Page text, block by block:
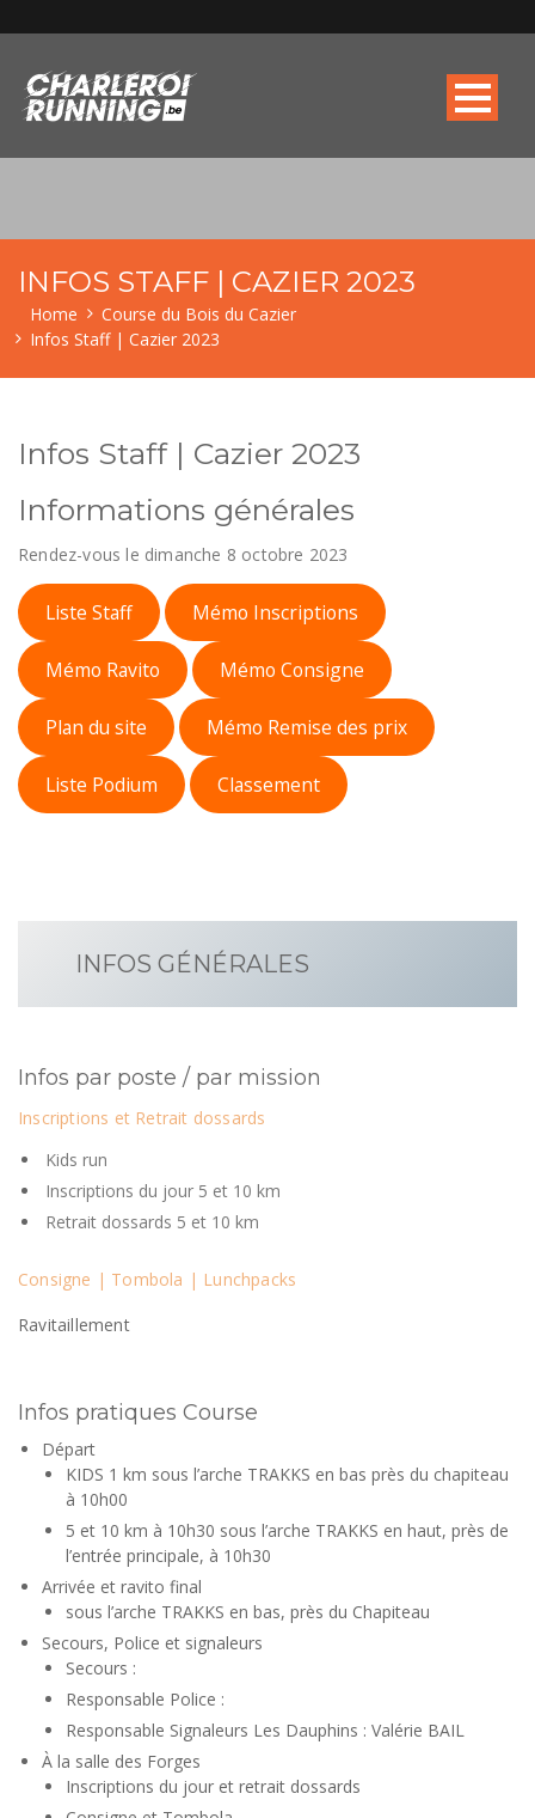
INFOS STAFF | CAZIER 2023
Home
Course du Bois du Cazier
Infos Staff | Cazier 2023
Infos Staff | Cazier 2023
Informations générales
Rendez-vous le dimanche 8 octobre 2023
Liste Staff Mémo Inscriptions
Mémo Ravito Mémo Consigne
Plan du site Mémo Remise des prix
Liste Podium Classement
INFOS GÉNÉRALES
Infos par poste / par mission
Inscriptions et Retrait dossards
Kids run
Inscriptions du jour 5 et 10 km
Retrait dossards 5 et 10 km
Consigne | Tombola | Lunchpacks
Ravitaillement
Infos pratiques Course
Départ
KIDS 1 km sous l’arche TRAKKS en bas près du chapiteau
à 10h00
5 et 10 km à 10h30 sous l’arche TRAKKS en haut, près de
l’entrée principale, à 10h30
Arrivée et ravito final
sous l’arche TRAKKS en bas, près du Chapiteau
Secours, Police et signaleurs
Secours :
Responsable Police :
Responsable Signaleurs Les Dauphins : Valérie BAIL
À la salle des Forges
Inscriptions du jour et retrait dossards